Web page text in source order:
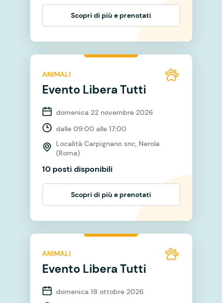
Scopri di più e prenotati
ANIMALI
Evento Libera Tutti
domenica 22 novembre 2026
dalle 09:00 alle 17:00
Località Carpignano snc, Nerola
(Roma)
10 posti disponibili
Scopri di più e prenotati
ANIMALI
Evento Libera Tutti
domenica 18 ottobre 2026